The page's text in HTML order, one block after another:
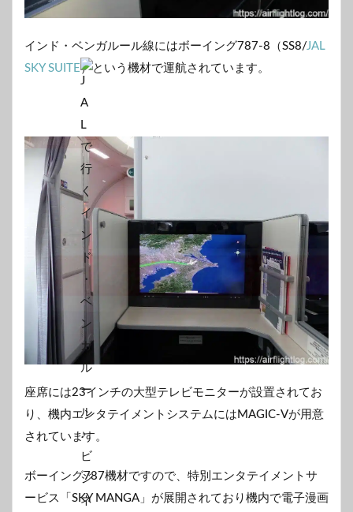
インド・ベンガルール線にはボーイング787-8（SS8/JAL
SKY SUITE）という機材で運航されています。
座席には23インチの大型テレビモニターが設置されてお
り、機内エンタテイメントシステムにはMAGIC-Vが用意
されています。
ボーイング787機材ですので、特別エンタテイメントサ
ービス「SKY MANGA」が展開されており機内で電子漫画